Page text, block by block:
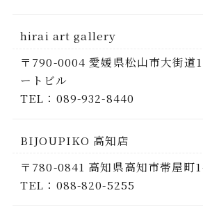
hirai art gallery
〒790-0004 愛媛県松山市大街道
ートビル
TEL：089-932-8440
BIJOUPIKO 高知店
〒780-0841 高知県高知市帯屋町
TEL：088-820-5255